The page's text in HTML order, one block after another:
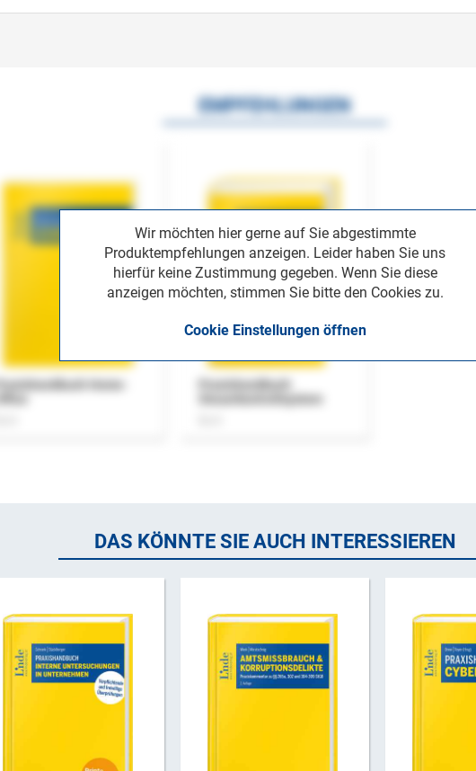
Wir möchten hier gerne auf Sie abgestimmte
Produktempfehlungen anzeigen. Leider haben Sie uns
hierfür keine Zustimmung gegeben. Wenn Sie diese
anzeigen möchten, stimmen Sie bitte den Cookies zu.
Cookie Einstellungen öffnen
EMPFEHLUNGEN
Praxishandbuch Home-
Praxishandbuch
DAS KÖNNTE SIE AUCH INTERESSIEREN